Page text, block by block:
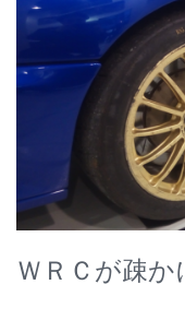
ＷＲＣが疎か